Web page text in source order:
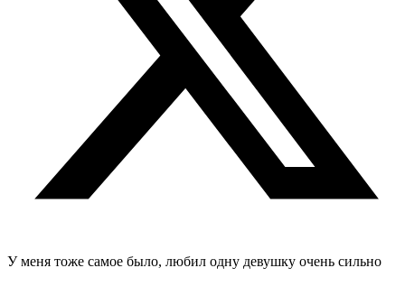
У меня тоже самое было, любил одну девушку очень сильно